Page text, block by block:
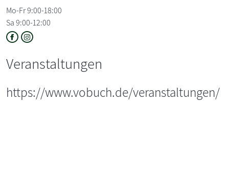
Mo-Fr 9:00-18:00
Sa 9:00-12:00
Veranstaltungen
https://www.vobuch.de/veranstaltungen/